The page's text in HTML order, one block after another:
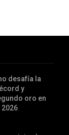
desafía la
y
oro en